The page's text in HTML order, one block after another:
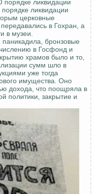
ликвидации
ликвидации
церковные
в Гохран, а
в музеи.
бронзовые
в Госфонд и
храмов было и то,
сумм шло в
уже тогда
имущества. Оно
дохода, что поощряла в
политики, закрытие и